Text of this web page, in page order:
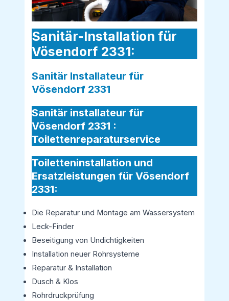
Sanitär-Installation für
Vösendorf 2331:
Sanitär Installateur für
Vösendorf 2331
Sanitär installateur für
Vösendorf 2331 :
Toilettenreparaturservice
Toiletteninstallation und
Ersatzleistungen für Vösendorf
2331:
Die Reparatur und Montage am Wassersystem
Leck-Finder
Beseitigung von Undichtigkeiten
Installation neuer Rohrsysteme
Reparatur & Installation
Dusch & Klos
Rohrdruckprüfung